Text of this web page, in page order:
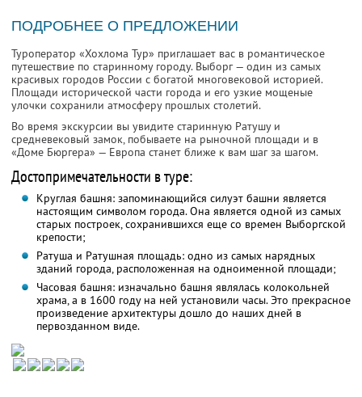
ПОДРОБНЕЕ О ПРЕДЛОЖЕНИИ
Туроператор «Хохлома Тур» приглашает вас в романтическое
путешествие по старинному городу. Выборг — один из самых
красивых городов России с богатой многовековой историей.
Площади исторической части города и его узкие мощеные
улочки сохранили атмосферу прошлых столетий.
Во время экскурсии вы увидите старинную Ратушу и
средневековый замок, побываете на рыночной площади и в
«Доме Бюргера» — Европа станет ближе к вам шаг за шагом.
Достопримечательности в туре:
Круглая башня: запоминающийся силуэт башни является
настоящим символом города. Она является одной из самых
старых построек, сохранившихся еще со времен Выборгской
крепости;
Ратуша и Ратушная площадь: одно из самых нарядных
зданий города, расположенная на одноименной площади;
Часовая башня: изначально башня являлась колокольней
храма, а в 1600 году на ней установили часы. Это прекрасное
произведение архитектуры дошло до наших дней в
первозданном виде.